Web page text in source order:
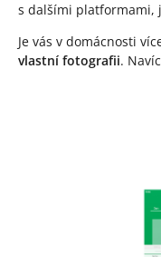
s dalšími platformami,
Je vás v domácnosti
vlastní fotografii.